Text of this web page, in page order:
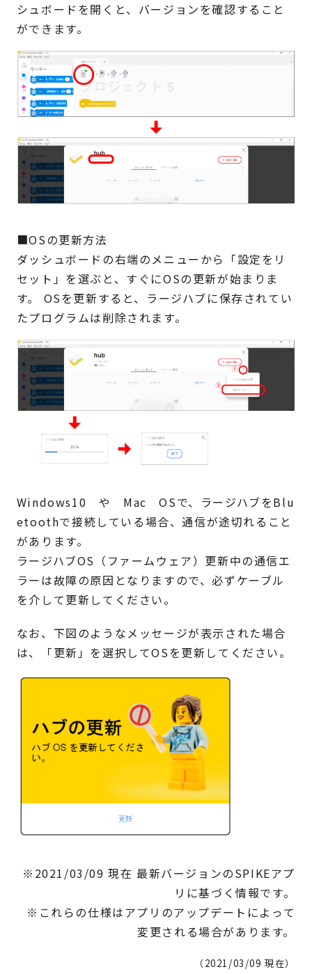
シュボードを開くと、バージョンを確認すること
ができます。
■OSの更新方法
ダッシュボードの右端のメニューから「設定をリ
セット」を選ぶと、すぐにOSの更新が始まりま
す。 OSを更新すると、ラージハブに保存されてい
たプログラムは削除されます。
Windows10 や Mac OSで、ラージハブをBlu
etoothで接続している場合、通信が途切れること
があります。
ラージハブOS（ファームウェア）更新中の通信エ
ラーは故障の原因となりますので、必ずケーブル
を介して更新してください。
なお、下図のようなメッセージが表示された場合
は、「更新」を選択してOSを更新してください。
※2021/03/09 現在 最新バージョンのSPIKEアプ
リに基づく情報です。
※これらの仕様はアプリのアップデートによって
変更される場合があります。
（2021/03/09 現在）